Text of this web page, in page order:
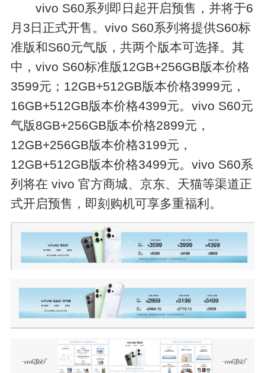
vivo S60系列即日起开启预售，并将于6
月3日正式开售。vivo S60系列将提供S60标
准版和S60元气版，共两个版本可选择。其
中，vivo S60标准版12GB+256GB版本价格
3599元；12GB+512GB版本价格3999元，
16GB+512GB版本价格4399元。vivo S60元
气版8GB+256GB版本价格2899元，
12GB+256GB版本价格3199元，
12GB+512GB版本价格3499元。vivo S60系
列将在 vivo 官方商城、京东、天猫等渠道正
式开启预售，即刻购机可享多重福利。